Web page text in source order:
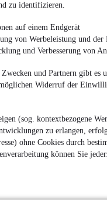
zu identifizieren.
auf einem Endgerät
von Werbeleistung und der
und Verbesserung von
und Partnern gibt es
Widerruf der
(sog. kontextbezogene
zu erlangen,
ohne Cookies durch
können Sie